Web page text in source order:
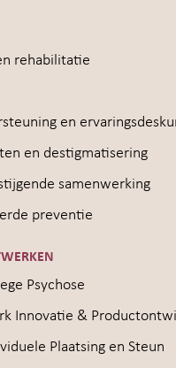
rehabilitatie
en
en destigmatisering
samenwerking
preventie
Psychose
Innovatie &
Plaatsing en Steun